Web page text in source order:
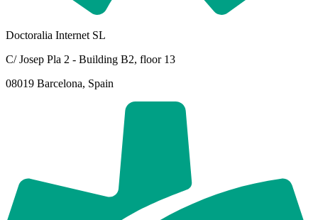
Doctoralia Internet SL
C/ Josep Pla 2 - Building B2, floor 13
08019 Barcelona, Spain